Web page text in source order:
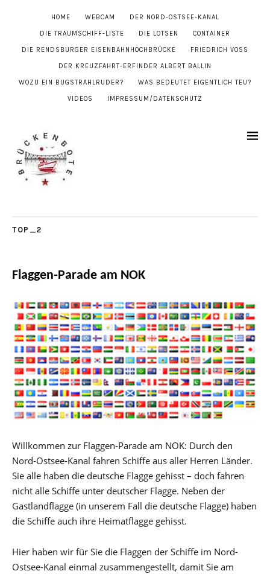
HOME WEBCAM DER NORD-OSTSEE-KANAL
DIE TRAUMSCHIFF-LISTE DIE LOTSEN CONTAINER
DIE RENDSBURGER EISENBAHNHOCHBRÜCKE FRIEDRICH VOSS
DER KREUZFAHRT-ERFINDER ALBERT BALLIN
WOZU EIN BUGSTRAHLRUDER? WAS BEDEUTET EIGENTLICH TEU?
VIDEOS IMPRESSUM/DATENSCHUTZ
TOP_2
Flaggen-Parade am NOK
Willkommen zur Flaggen-Parade am NOK: Durch den
Nord-Ostsee-Kanal fahren Schiffe aus aller Herren Länder.
Sie alle haben die deutsche Flagge gehisst – doch fahren
nicht alle Schiffe unter deutscher Flagge. Neben der
Gastlandflagge (in unserem Fall die deutsche Flagge) haben
die Schiffe auch ihre Heimatflagge gehisst.
Hier haben wir für Sie die Flaggen der Schiffe im Nord-
Ostsee-Kanal einmal zusammengestellt, damit Sie am